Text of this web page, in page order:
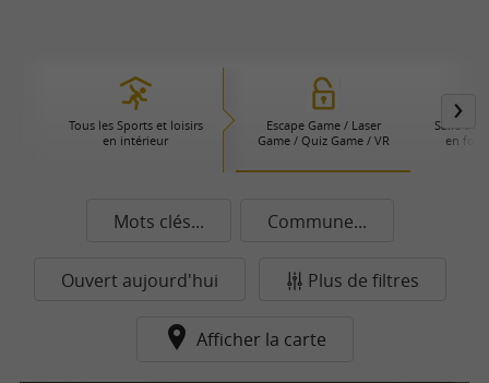
Tous les Sports et loisirs
en intérieur
Escape Game / Laser
Game / Quiz Game / VR
Salle de
en
Mots clés... Commune...
Ouvert aujourd'hui Plus de filtres
Afficher la carte